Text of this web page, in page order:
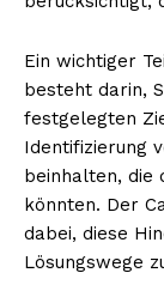
Ein wichtiger
besteht darin,
festgelegten
Identifizierung
beinhalten, die
könnten. Der
dabei, diese
Lösungswege